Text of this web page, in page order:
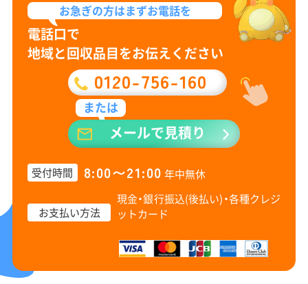
お急ぎの方はまずお電話を
電話口で
地域と回収品目をお伝えください
0120-756-160
または
メールで見積り
受付時間 8:00〜21:00 年中無休
お支払い方法
現金・銀行振込(後払い)・各種クレジ
ットカード